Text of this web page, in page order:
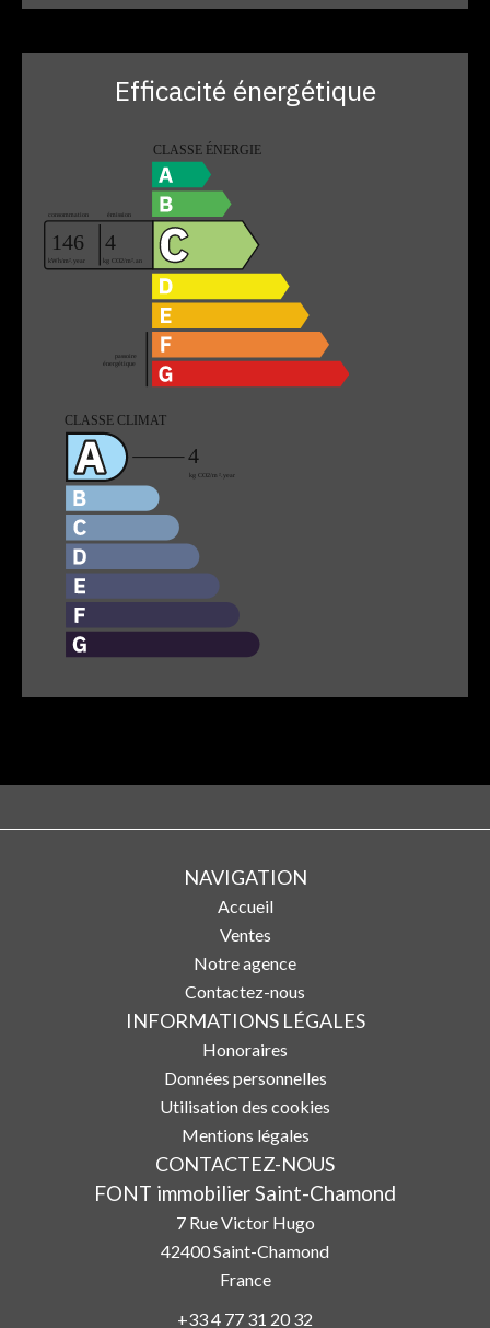
Efficacité énergétique
NAVIGATION
Accueil
Ventes
Notre agence
Contactez-nous
INFORMATIONS LÉGALES
Honoraires
Données personnelles
Utilisation des cookies
Mentions légales
CONTACTEZ-NOUS
FONT immobilier Saint-Chamond
7 Rue Victor Hugo
42400Saint-Chamond
France
+33 4 77 31 20 32